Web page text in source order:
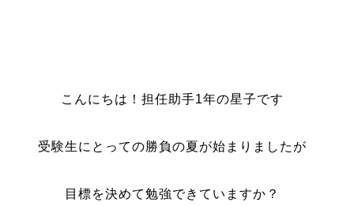
こんにちは！担任助手1年の星子です
受験生にとっての勝負の夏が始まりましたが
目標を決めて勉強できていますか？